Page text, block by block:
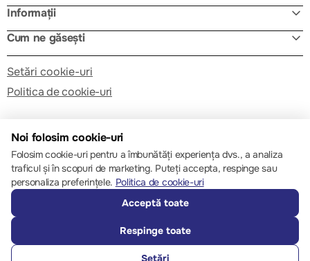
Informații
Cum ne găsești
Setări cookie-uri
Politica de cookie-uri
© 2013 – 2026 ECOM
Noi folosim cookie-uri
Folosim cookie-uri pentru a îmbunătăți experiența dvs., a analiza
traficul și în scopuri de marketing. Puteți accepta, respinge sau
personaliza preferințele. Politica de cookie-uri
Acceptă toate
Respinge toate
Setări